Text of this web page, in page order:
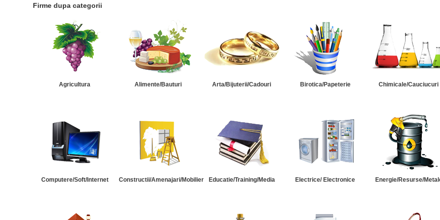
Firme dupa categorii
Agricultura Alimente/Bauturi Arta/Bijuterii/Cadouri Birotica/Papeterie Chimicale/Cauciucuri
Computere/Soft/Internet Constructii/Amenajari/Mobilier Educatie/Training/Media Electrice/ Electronice Energie/Resurse/